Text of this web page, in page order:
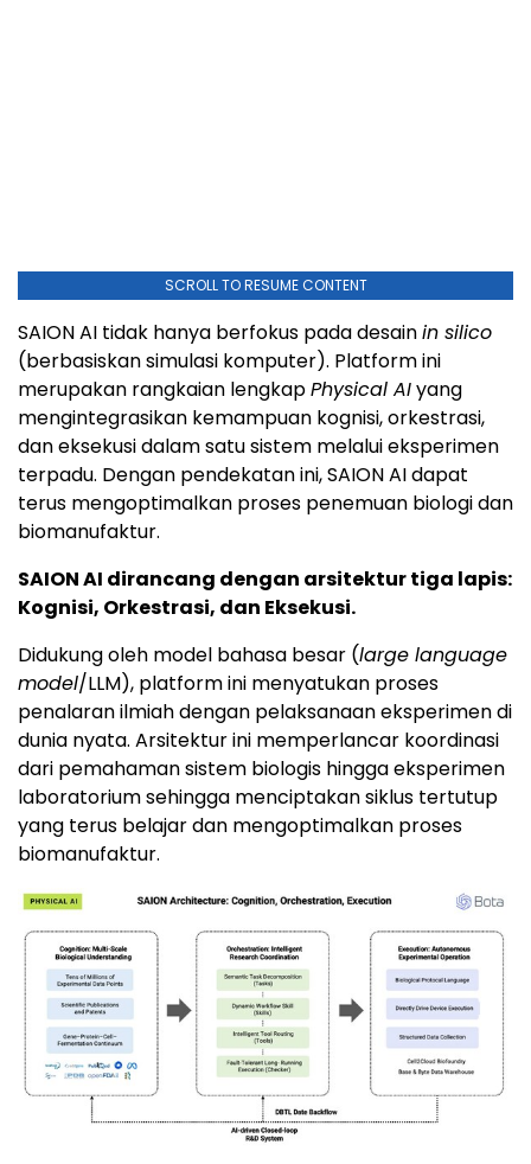
SCROLL TO RESUME CONTENT
SAION AI tidak hanya berfokus pada desainin silico
(berbasiskan simulasi komputer). Platform ini
merupakan rangkaian lengkapPhysical AIyang
mengintegrasikan kemampuan kognisi, orkestrasi,
dan eksekusi dalam satu sistem melalui eksperimen
terpadu. Dengan pendekatan ini, SAION AI dapat
terus mengoptimalkan proses penemuan biologi dan
biomanufaktur.
SAION AI dirancang dengan arsitektur tiga lapis:
Kognisi, Orkestrasi, dan Eksekusi.
Didukung oleh model bahasa besar (large language
model/LLM), platform ini menyatukan proses
penalaran ilmiah dengan pelaksanaan eksperimen di
dunia nyata. Arsitektur ini memperlancar koordinasi
dari pemahaman sistem biologis hingga eksperimen
laboratorium sehingga menciptakan siklus tertutup
yang terus belajar dan mengoptimalkan proses
biomanufaktur.